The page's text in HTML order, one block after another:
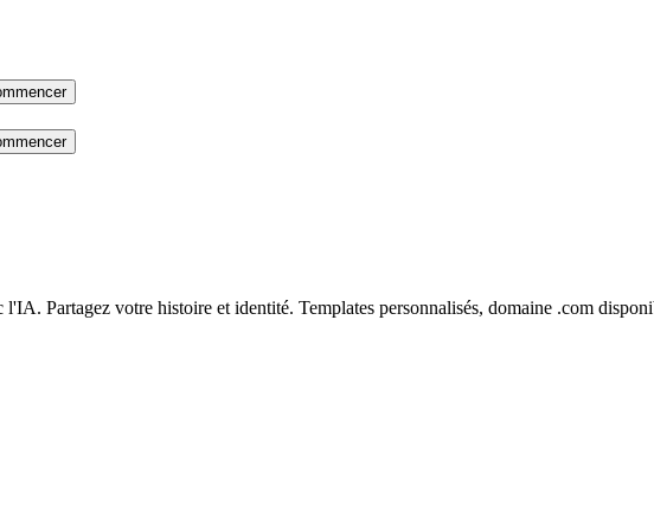
Partagez votre histoire et identité. Templates personnalisés, domaine .com